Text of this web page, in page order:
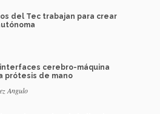
del Tec trabajan para crear
cerebro-máquina
prótesis de mano
Angulo